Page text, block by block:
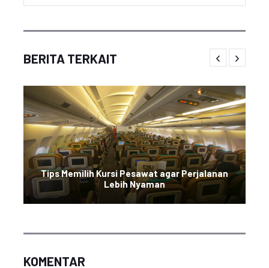
BERITA TERKAIT
Tips Memilih Kursi Pesawat agar Perjalanan
Lebih Nyaman
KOMENTAR